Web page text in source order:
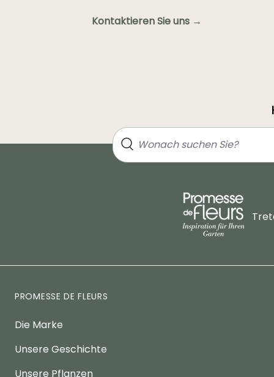
Kontaktieren Sie uns →
PROMESSE DE FLEURS
Die Marke
Unsere Geschichte
Unsere Pflanzen